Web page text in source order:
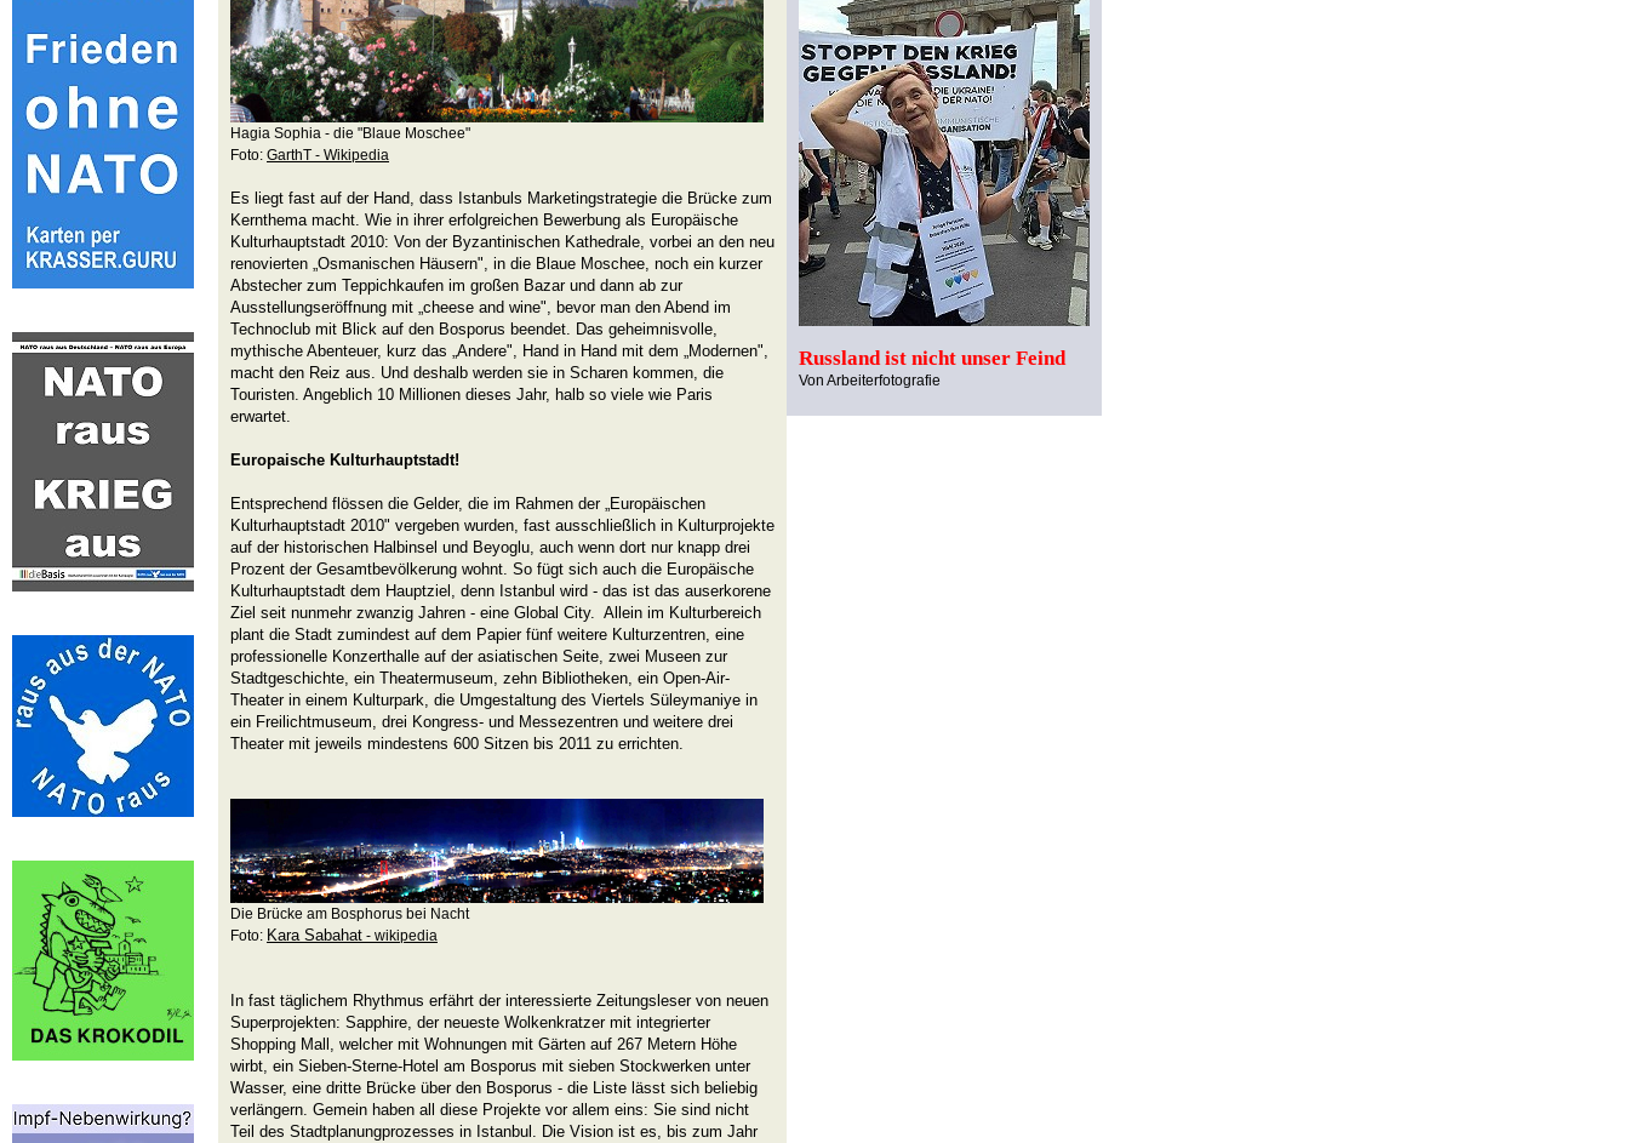
Hagia Sophia - die "Blaue Moschee"
Foto: GarthT - Wikipedia
Es liegt fast auf der Hand, dass Istanbuls Marketingstrategie die Brücke zum
Kernthema macht. Wie in ihrer erfolgreichen Bewerbung als Europäische
Kulturhauptstadt 2010: Von der Byzantinischen Kathedrale, vorbei an den neu
renovierten „Osmanischen Häusern", in die Blaue Moschee, noch ein kurzer
Abstecher zum Teppichkaufen im großen Bazar und dann ab zur
Ausstellungseröffnung mit „cheese and wine", bevor man den Abend im
Technoclub mit Blick auf den Bosporus beendet. Das geheimnisvolle,
mythische Abenteuer, kurz das „Andere", Hand in Hand mit dem „Modernen",
macht den Reiz aus. Und deshalb werden sie in Scharen kommen, die
Touristen. Angeblich 10 Millionen dieses Jahr, halb so viele wie Paris
erwartet.
Europaische Kulturhauptstadt!
Entsprechend flössen die Gelder, die im Rahmen der „Europäischen
Kulturhauptstadt 2010" vergeben wurden, fast ausschließlich in Kulturprojekte
auf der historischen Halbinsel und Beyoglu, auch wenn dort nur knapp drei
Prozent der Gesamtbevölkerung wohnt. So fügt sich auch die Europäische
Kulturhauptstadt dem Hauptziel, denn Istanbul wird - das ist das auserkorene
Ziel seit nunmehr zwanzig Jahren - eine Global City. Allein im Kulturbereich
plant die Stadt zumindest auf dem Papier fünf weitere Kulturzentren, eine
professionelle Konzerthalle auf der asiatischen Seite, zwei Museen zur
Stadtgeschichte, ein Theatermuseum, zehn Bibliotheken, ein Open-Air-
Theater in einem Kulturpark, die Umgestaltung des Viertels Süleymaniye in
ein Freilichtmuseum, drei Kongress- und Messezentren und weitere drei
Theater mit jeweils mindestens 600 Sitzen bis 2011 zu errichten.
Die Brücke am Bosphorus bei Nacht
Foto: Kara Sabahat - wikipedia
In fast täglichem Rhythmus erfährt der interessierte Zeitungsleser von neuen
Superprojekten: Sapphire, der neueste Wolkenkratzer mit integrierter
Shopping Mall, welcher mit Wohnungen mit Gärten auf 267 Metern Höhe
wirbt, ein Sieben-Sterne-Hotel am Bosporus mit sieben Stockwerken unter
Wasser, eine dritte Brücke über den Bosporus - die Liste lässt sich beliebig
verlängern. Gemein haben all diese Projekte vor allem eins: Sie sind nicht
Teil des Stadtplanungprozesses in Istanbul. Die Vision ist es, bis zum Jahr
Russland ist nicht unser Feind
Von Arbeiterfotografie